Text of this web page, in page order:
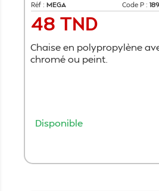
Réf : MEGA Code P :
Prix
48 TND
Chaise en polypropylène
chromé ou peint.
Disponible